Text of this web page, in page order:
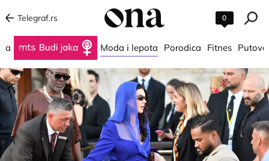
Telegraf.rs 0
Budi jaka Moda i lepota Porodica Fitnes